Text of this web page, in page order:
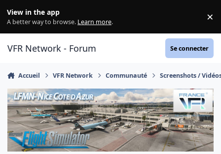
View in the app
A better way to browse. Learn more. ×
VFR Network - Forum Se connecter
Accueil VFR Network Communauté Screenshots /